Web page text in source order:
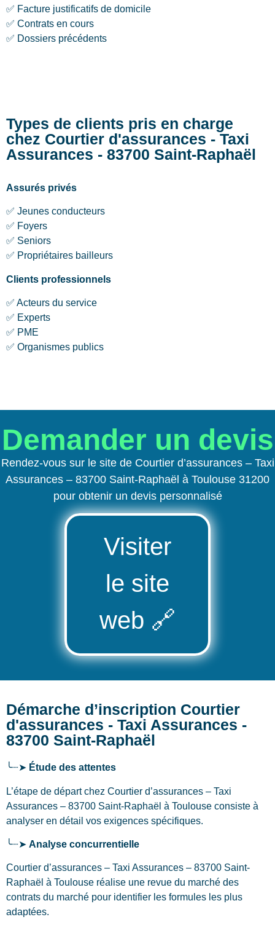
✅ Facture justificatifs de domicile
✅ Contrats en cours
✅ Dossiers précédents
Types de clients pris en charge
chez Courtier d'assurances - Taxi
Assurances - 83700 Saint-Raphaël
Assurés privés
✅ Jeunes conducteurs
✅ Foyers
✅ Seniors
✅ Propriétaires bailleurs
Clients professionnels
✅ Acteurs du service
✅ Experts
✅ PME
✅ Organismes publics
Demander un devis
Rendez-vous sur le site de Courtier d’assurances – Taxi
Assurances – 83700 Saint-Raphaël à Toulouse 31200
pour obtenir un devis personnalisé
Visiter
le site
web 🔗
Démarche d’inscription Courtier
d'assurances - Taxi Assurances -
83700 Saint-Raphaël
╰┈➤ Étude des attentes
L’étape de départ chez Courtier d’assurances – Taxi
Assurances – 83700 Saint-Raphaël à Toulouse consiste à
analyser en détail vos exigences spécifiques.
╰┈➤ Analyse concurrentielle
Courtier d’assurances – Taxi Assurances – 83700 Saint-
Raphaël à Toulouse réalise une revue du marché des
contrats du marché pour identifier les formules les plus
adaptées.